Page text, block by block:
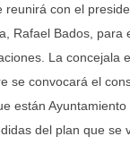
reunirá con el
Rafael Bados, para
La concejala
se convocará el
están Ayuntamiento
del plan que se